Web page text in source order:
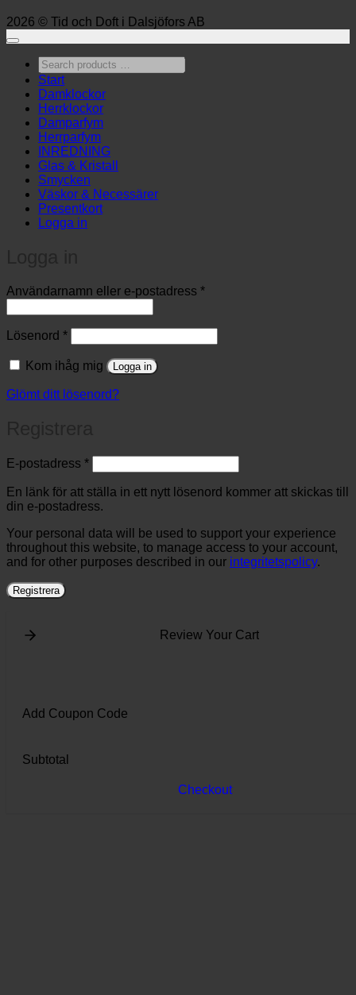
2026 © Tid och Doft i Dalsjöfors AB
Search
products
…
Start
Damklockor
Herrklockor
Damparfym
Herrparfym
INREDNING
Glas & Kristall
Smycken
Väskor & Necessärer
Presentkort
Logga in
Användarnamn eller e-postadress *Obligatoriskt
Lösenord *Obligatoriskt
Kom ihåg mig Logga in
Glömt ditt lösenord?
E-postadress *Obligatoriskt
En länk för att ställa in ett nytt lösenord kommer att skickas till
din e-postadress.
Your personal data will be used to support your experience
throughout this website, to manage access to your account,
and for other purposes described in our integritetspolicy.
Registrera
Review Your Cart
Add Coupon Code
Subtotal
Checkout